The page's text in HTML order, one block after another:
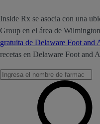
Inside Rx se asocia con una
Group en el área de
gratuita de Delaware Foot and
recetas en Delaware Foot and